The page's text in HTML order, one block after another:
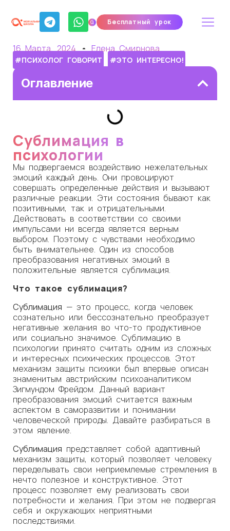
Бесплатный урок
16 Марта, 2024 Елена Смирнова
#ПСИХОЛОГ ГОВОРИТ #ЭТО ИНТЕРЕСНО!
Оглавление
Сублимация в
психологии
Мы подвергаемся воздействию нежелательных
эмоций каждый день. Они провоцируют
совершать определенные действия и вызывают
различные реакции. Эти состояния бывают как
позитивными, так и отрицательными.
Действовать в соответствии со своими
импульсами ни всегда является верным
выбором. Поэтому с чувствами необходимо
быть внимательнее. Один из способов
преобразования негативных эмоций в
положительные является сублимация.
Что такое сублимация?
Сублимация — это процесс, когда человек
сознательно или бессознательно преобразует
негативные желания во что-то продуктивное
или социально значимое. Сублимацию в
психологии принято считать одним из сложных
и интересных психических процессов. Этот
механизм защиты психики был впервые описан
знаменитым австрийским психоаналитиком
Зигмундом Фрейдом. Данный вариант
преобразования эмоций считается важным
аспектом в саморазвитии и понимании
человеческой природы. Давайте разбираться в
этом явление.
Сублимация представляет собой адаптивный
механизм защиты, который позволяет человеку
переделывать свои неприемлемые стремления в
нечто полезное и конструктивное. Этот
процесс позволяет ему реализовать свои
потребности и желания. При этом не подвергая
себя и окружающих неприятными
последствиями.